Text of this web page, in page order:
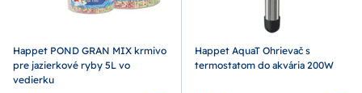
Happet POND GRAN MIX krmivo
pre jazierkové ryby 5L vo
vedierku
Happet AquaT Ohrievač s
termostatom do akvária 200W